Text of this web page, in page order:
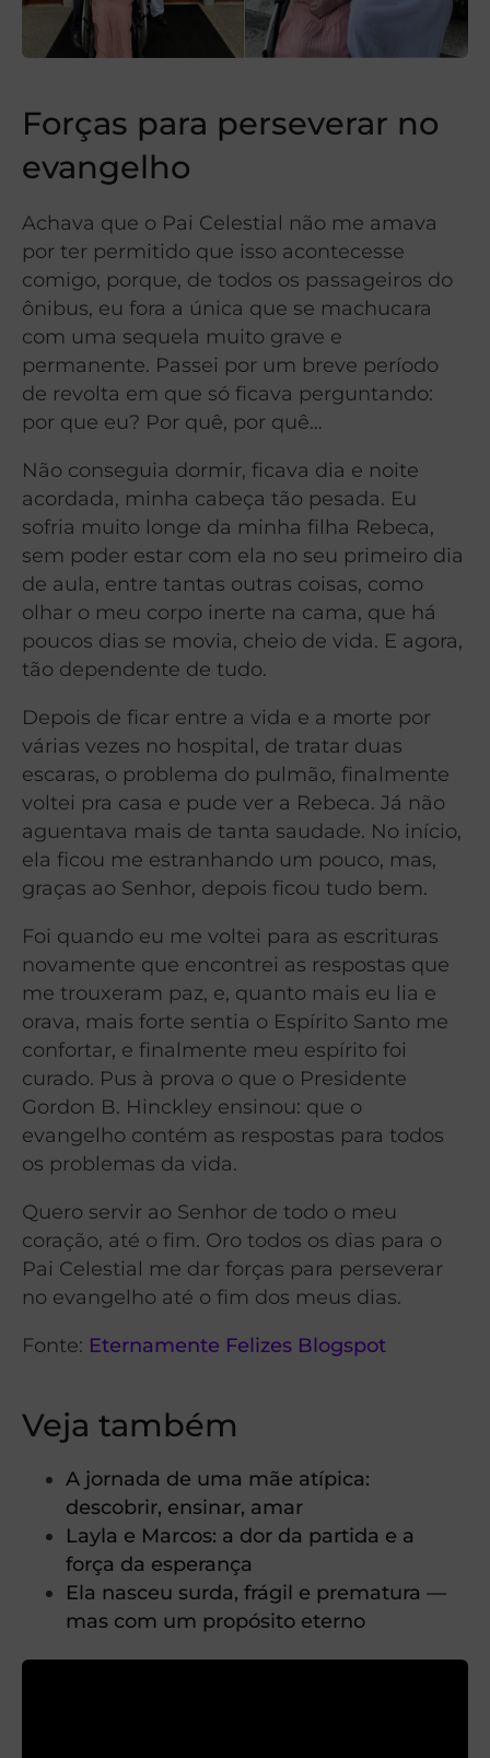
Forças para perseverar no
evangelho
Achava que o Pai Celestial não me amava
por ter permitido que isso acontecesse
comigo, porque, de todos os passageiros do
ônibus, eu fora a única que se machucara
com uma sequela muito grave e
permanente. Passei por um breve período
de revolta em que só ficava perguntando:
por que eu? Por quê, por quê…
Não conseguia dormir, ficava dia e noite
acordada, minha cabeça tão pesada. Eu
sofria muito longe da minha filha Rebeca,
sem poder estar com ela no seu primeiro dia
de aula, entre tantas outras coisas, como
olhar o meu corpo inerte na cama, que há
poucos dias se movia, cheio de vida. E agora,
tão dependente de tudo.
Depois de ficar entre a vida e a morte por
várias vezes no hospital, de tratar duas
escaras, o problema do pulmão, finalmente
voltei pra casa e pude ver a Rebeca. Já não
aguentava mais de tanta saudade. No início,
ela ficou me estranhando um pouco, mas,
graças ao Senhor, depois ficou tudo bem.
Foi quando eu me voltei para as escrituras
novamente que encontrei as respostas que
me trouxeram paz, e, quanto mais eu lia e
orava, mais forte sentia o Espírito Santo me
confortar, e finalmente meu espírito foi
curado. Pus à prova o que o Presidente
Gordon B. Hinckley ensinou: que o
evangelho contém as respostas para todos
os problemas da vida.
Quero servir ao Senhor de todo o meu
coração, até o fim. Oro todos os dias para o
Pai Celestial me dar forças para perseverar
no evangelho até o fim dos meus dias.
Fonte: Eternamente Felizes Blogspot
Veja também
A jornada de uma mãe atípica:
descobrir, ensinar, amar
Layla e Marcos: a dor da partida e a
força da esperança
Ela nasceu surda, frágil e prematura —
mas com um propósito eterno